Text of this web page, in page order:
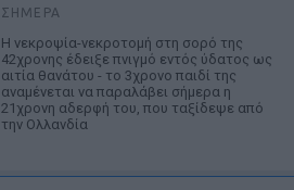
ΣΉΜΕΡΑ
Η νεκροψία-νεκροτομή στη σορό της
42χρονης έδειξε πνιγμό εντός ύδατος ως
αιτία θανάτου - το 3χρονο παιδί της
αναμένεται να παραλάβει σήμερα η
21χρονη αδερφή του, που ταξίδεψε από
την Ολλανδία